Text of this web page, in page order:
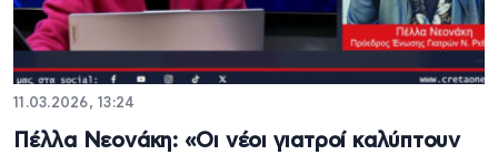
11.03.2026, 13:24
Πέλλα Νεονάκη: «Οι νέοι γιατροί καλύπτουν